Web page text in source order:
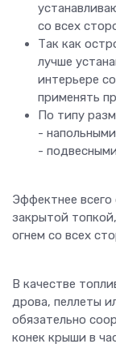
со всех
Так как
лучше
интерьере
применять
По типу
-
-
Эффектнее
закрытой
огнем со всех
В качестве
дрова, пеллеты
обязательно
конек крыши в